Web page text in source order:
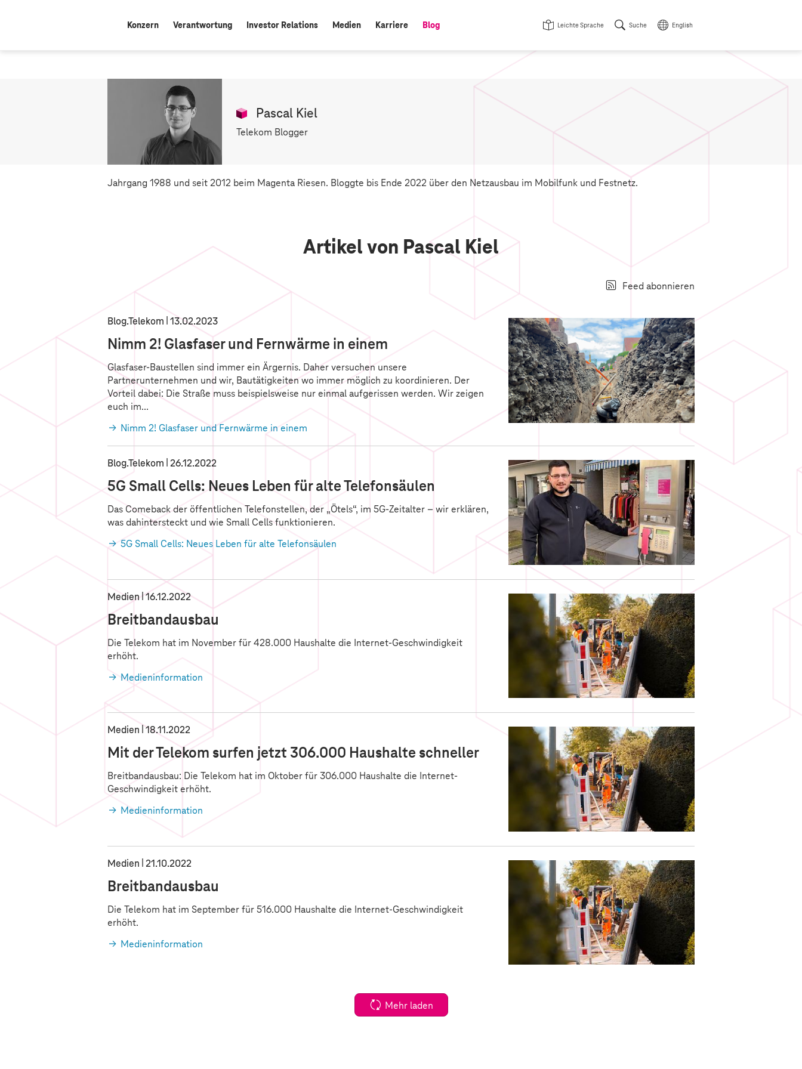
Konzern Verantwortung Investor Relations Medien Karriere aktiv:
Blog Leichte Sprache Suche English
Pascal Kiel
Telekom Blogger
Jahrgang 1988 und seit 2012 beim Magenta Riesen. Bloggte bis Ende 2022 über den Netzausbau im Mobilfunk und Festnetz.
Artikel von Pascal Kiel
Feed abonnieren
Blog.Telekom 13.02.2023
Nimm 2! Glasfaser und Fernwärme in einem
Glasfaser-Baustellen sind immer ein Ärgernis. Daher versuchen unsere
Partnerunternehmen und wir, Bautätigkeiten wo immer möglich zu koordinieren. Der
Vorteil dabei: Die Straße muss beispielsweise nur einmal aufgerissen werden. Wir zeigen
euch im...
Nimm 2! Glasfaser und Fernwärme in einem
Blog.Telekom 26.12.2022
5G Small Cells: Neues Leben für alte Telefonsäulen
Das Comeback der öffentlichen Telefonstellen, der „Ötels“, im 5G-Zeitalter – wir erklären,
was dahintersteckt und wie Small Cells funktionieren.
5G Small Cells: Neues Leben für alte Telefonsäulen
Medien 16.12.2022
Breitbandausbau
Die Telekom hat im November für 428.000 Haushalte die Internet-Geschwindigkeit
erhöht.
Medieninformation
Medien 18.11.2022
Mit der Telekom surfen jetzt 306.000 Haushalte schneller
Breitbandausbau: Die Telekom hat im Oktober für 306.000 Haushalte die Internet-
Geschwindigkeit erhöht.
Medieninformation
Medien 21.10.2022
Breitbandausbau
Die Telekom hat im September für 516.000 Haushalte die Internet-Geschwindigkeit
erhöht.
Medieninformation
Mehr laden